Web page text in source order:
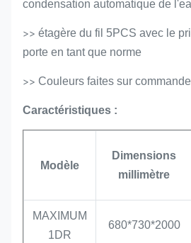
condensation automatique de
>> étagère du fil 5PCS avec le
porte en tant que norme
>> Couleurs faites sur commande
Caractéristiques :
Modèle
Dimensions
millimètre
MAXIMUM
1DR
680*730*2000